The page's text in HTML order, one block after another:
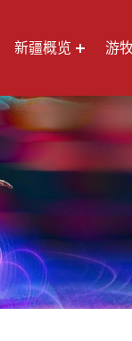
新疆概览 游